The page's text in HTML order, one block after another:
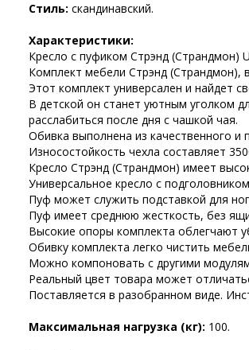
Стиль: скандинавский.
Характеристики:
Кресло с пуфиком Стрэнд (Страндмон)
Комплект мебели Стрэнд (Страндмон),
Этот комплект универсален и найдет
В детской он станет уютным уголком
расслабиться после дня с чашкой чая.
Обивка выполнена из качественного и
Износостойкость чехла составляет
Кресло Стрэнд (Страндмон) имеет
Универсальное кресло с
Пуф может служить подставкой для
Пуф имеет среднюю жесткость, без
Высокие опоры комплекта облегчают
Обивку комплекта легко чистить
Можно компоновать с другими
Реальный цвет товара может
Поставляется в разобранном виде.
Максимальная нагрузка (кг): 100.